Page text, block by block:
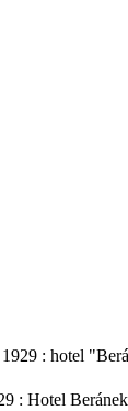
: hotel
: Hotel